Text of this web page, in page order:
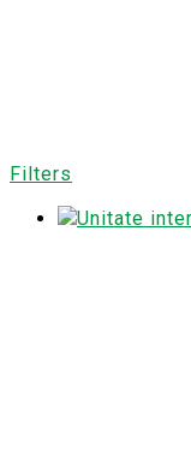
Filters